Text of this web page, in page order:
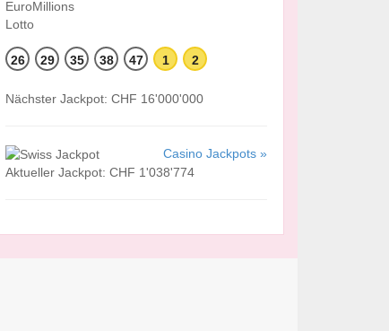
26 29 35 38 47 1 2
Nächster Jackpot: CHF 16'000'000
Casino Jackpots »
Aktueller Jackpot: CHF 1'038'774